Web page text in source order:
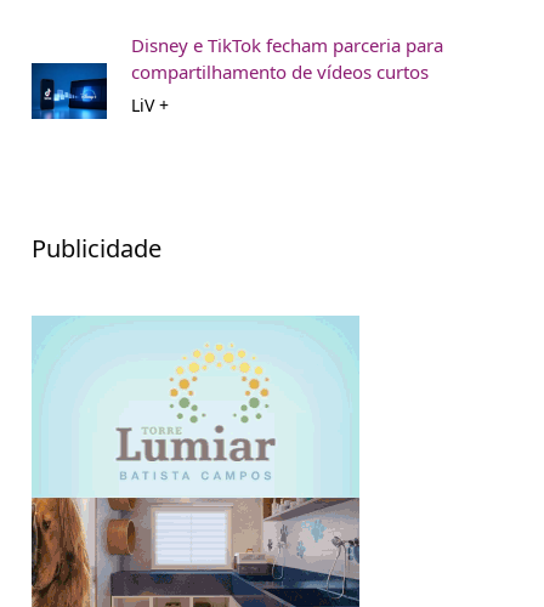
Disney e TikTok fecham parceria para
compartilhamento de vídeos curtos
LiV +
Publicidade